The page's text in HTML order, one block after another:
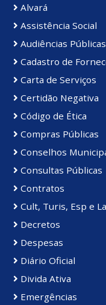
Alvará
Assistência Social
Audiências
Cadastro de
Carta de Serviços
Certidão Negativa
Código de Ética
Compras Públicas
Conselhos
Consultas Públicas
Contratos
Cult, Turis, Esp e
Decretos
Despesas
Diário Oficial
Divida Ativa
Emergências